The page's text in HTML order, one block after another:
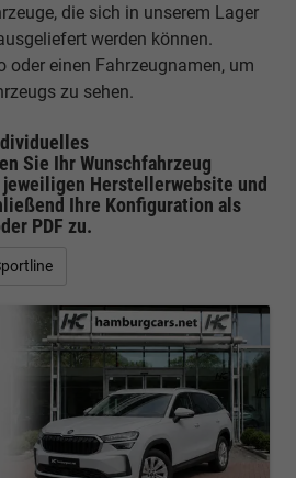
die sich in unserem Lager
werden können.
oder einen Fahrzeugnamen, um
zu sehen.
Sie Ihr Wunschfahrzeug
Herstellerwebsite und
Ihre Konfiguration als
PDF zu.